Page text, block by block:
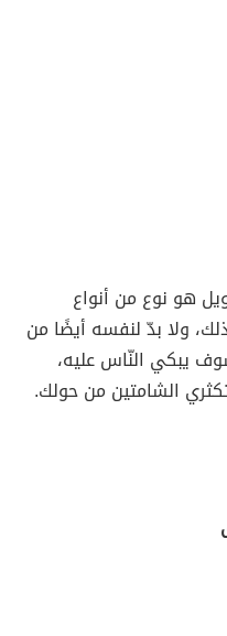
هو نوع من أنواع
ولا بدّ لنفسه أيضًا من
يبكي النّاس عليه،
الشامتين من حولك.